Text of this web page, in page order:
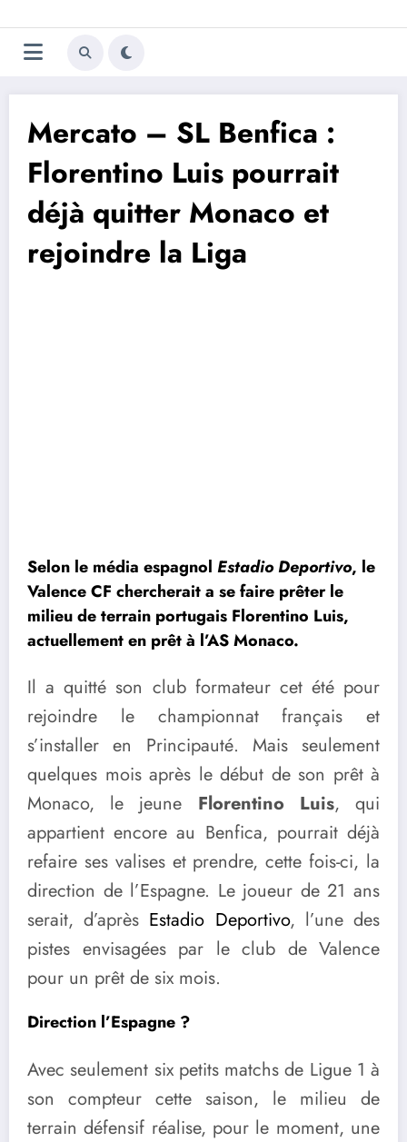
au
contenu
Trivela
L'actualité du football
Mercato – SL Benfica :
Florentino Luis pourrait
déjà quitter Monaco et
rejoindre la Liga
Selon le média espagnol Estadio Deportivo, le
Valence CF chercherait a se faire prêter le
milieu de terrain portugais Florentino Luis,
actuellement en prêt à l’AS Monaco.
Il a quitté son club formateur cet été pour
rejoindre le championnat français et
s’installer en Principauté. Mais seulement
quelques mois après le début de son prêt à
Monaco, le jeune Florentino Luis, qui
appartient encore au Benfica, pourrait déjà
refaire ses valises et prendre, cette fois-ci, la
direction de l’Espagne. Le joueur de 21 ans
serait, d’après Estadio Deportivo, l’une des
pistes envisagées par le club de Valence
pour un prêt de six mois.
Direction l’Espagne ?
Avec seulement six petits matchs de Ligue 1 à
son compteur cette saison, le milieu de
terrain défensif réalise, pour le moment, une